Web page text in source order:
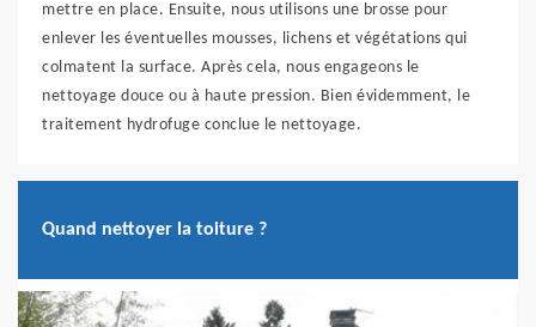
mettre en place. Ensuite, nous utilisons une brosse pour
enlever les éventuelles mousses, lichens et végétations qui
colmatent la surface. Après cela, nous engageons le
nettoyage douce ou à haute pression. Bien évidemment, le
traitement hydrofuge conclue le nettoyage.
Quand nettoyer la toiture ?